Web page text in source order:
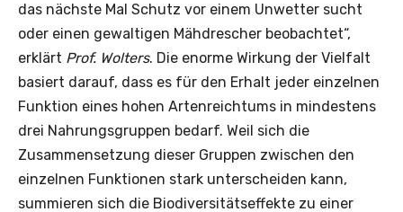
das nächste Mal Schutz vor einem Unwetter sucht
oder einen gewaltigen Mähdrescher beobachtet“,
erklärt Prof. Wolters. Die enorme Wirkung der Vielfalt
basiert darauf, dass es für den Erhalt jeder einzelnen
Funktion eines hohen Artenreichtums in mindestens
drei Nahrungsgruppen bedarf. Weil sich die
Zusammensetzung dieser Gruppen zwischen den
einzelnen Funktionen stark unterscheiden kann,
summieren sich die Biodiversitätseffekte zu einer